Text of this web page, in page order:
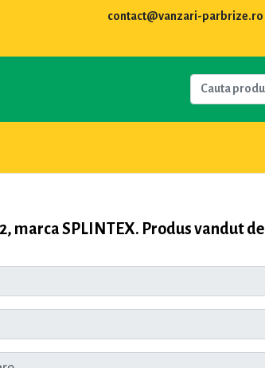
contact@vanzari-parbrize.ro
marca SPLINTEX. Produs vandut de